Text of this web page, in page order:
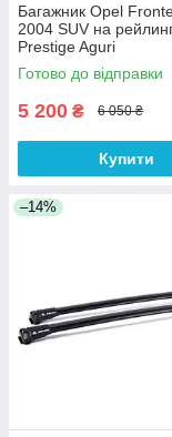
Багажник Opel
2004 SUV на
Prestige Aguri
Готово до відправки
5 200 ₴ 6 050 ₴
Купити
–14%